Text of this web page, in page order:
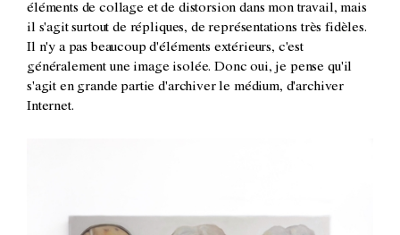
éléments de collage et de distorsion dans mon travail, mais
il s'agit surtout de répliques, de représentations très fidèles.
Il n'y a pas beaucoup d'éléments extérieurs, c'est
généralement une image isolée. Donc oui, je pense qu'il
s'agit en grande partie d'archiver le médium, d'archiver
Internet.